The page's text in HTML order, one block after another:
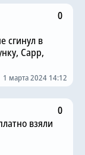
0
сгинул в
Сарр,
1 марта 2024 14:12
0
взяли